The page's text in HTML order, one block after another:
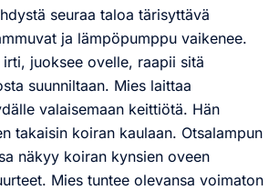
seuraa taloa tärisyttävä
ja lämpöpumppu vaikenee.
juoksee ovelle, raapii sitä
suunniltaan. Mies laittaa
valaisemaan keittiötä. Hän
takaisin koiran kaulaan. Otsalampun
näkyy koiran kynsien oveen
Mies tuntee olevansa voimaton